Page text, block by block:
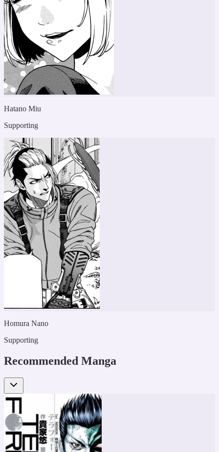
Hatano Miu
Supporting
Homura Nano
Supporting
Recommended Manga